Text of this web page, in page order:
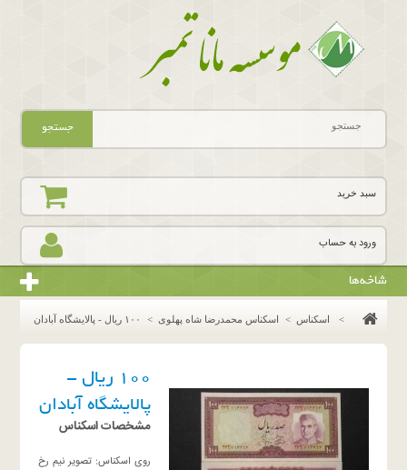
ورود به حساب
سبد خرید
جستجو
شاخه‌ها
> اسکناس > اسکناس محمدرضا شاه پهلوی > ١٠٠ ريال - پالايشگاه آبادان
١٠٠ ريال -
پالايشگاه آبادان
مشخصات اسكناس
روى اسكناس: تصوير نيم رخ